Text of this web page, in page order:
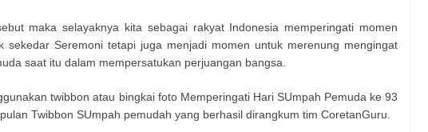
maka selayaknya kita sebagai rakyat Indonesia memperingati momen
sekedar Seremoni tetapi juga menjadi momen untuk merenung mengingat
saat itu dalam mempersatukan perjuangan bangsa.
twibbon atau bingkai foto Memperingati Hari SUmpah Pemuda ke 93
Twibbon SUmpah pemudah yang berhasil dirangkum tim CoretanGuru.